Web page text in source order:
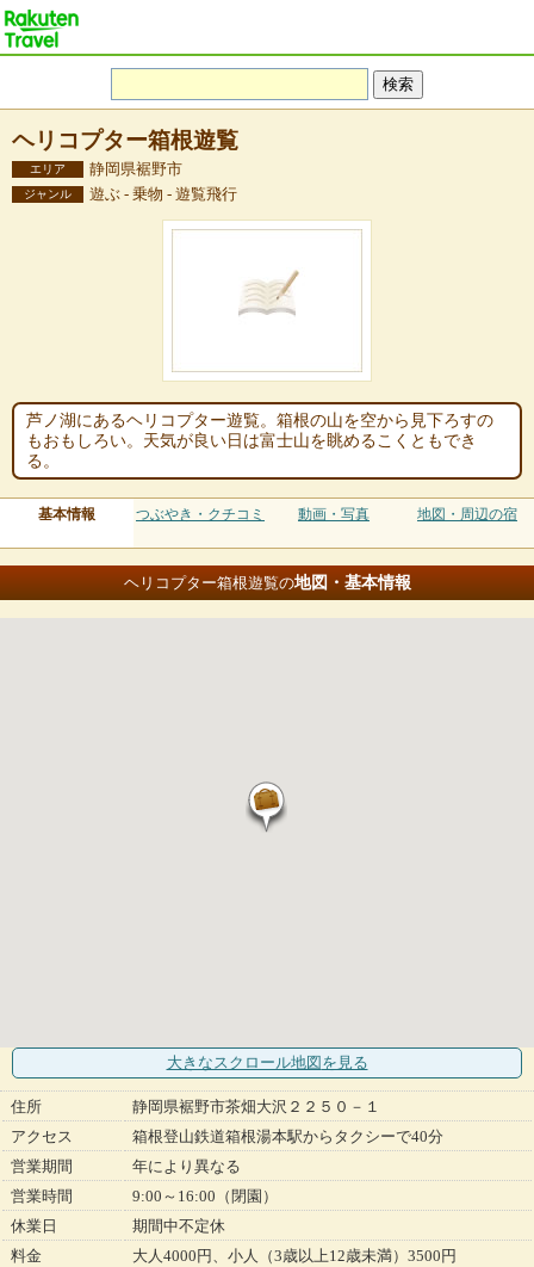
ヘリコプター箱根遊覧
エリア 静岡県裾野市
ジャンル 遊ぶ - 乗物 - 遊覧飛行
芦ノ湖にあるヘリコプター遊覧。箱根の山を空から見下ろすの
もおもしろい。天気が良い日は富士山を眺めるこくともでき
る。
基本情報 つぶやき・クチコミ 動画・写真 地図・周辺の宿
ヘリコプター箱根遊覧の地図・基本情報
大きなスクロール地図 を見る
住所
静岡県裾野市茶畑大沢２２５０－１
アクセス
箱根登山鉄道箱根湯本駅からタクシーで40分
営業期間
年により異なる
営業時間
9:00～16:00（閉園）
休業日
期間中不定休
料金
大人4000円、小人（3歳以上12歳未満）3500円